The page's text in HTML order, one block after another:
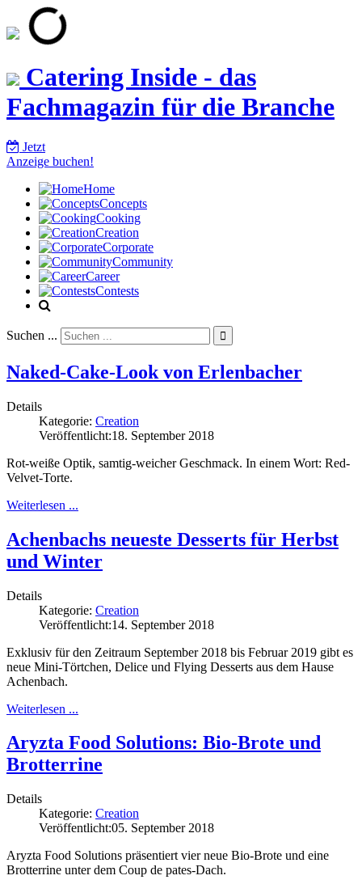
Catering Inside - das
Fachmagazin für die Branche
Jetzt
Anzeige buchen!
Home
Concepts
Cooking
Creation
Corporate
Community
Career
Contests
Suchen ... 
Naked-Cake-Look von Erlenbacher
Details
Kategorie: Creation
Veröffentlicht:18. September 2018
Rot-weiße Optik, samtig-weicher Geschmack. In einem Wort: Red-
Velvet-Torte.
Weiterlesen ...
Achenbachs neueste Desserts für Herbst
und Winter
Details
Kategorie: Creation
Veröffentlicht:14. September 2018
Exklusiv für den Zeitraum September 2018 bis Februar 2019 gibt es
neue Mini-Törtchen, Delice und Flying Desserts aus dem Hause
Achenbach.
Weiterlesen ...
Aryzta Food Solutions: Bio-Brote und
Brotterrine
Details
Kategorie: Creation
Veröffentlicht:05. September 2018
Aryzta Food Solutions präsentiert vier neue Bio-Brote und eine
Brotterrine unter dem Coup de pates-Dach.